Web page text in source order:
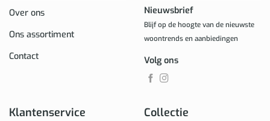
Over ons
Ons assortiment
Contact
Klantenservice Collectie
Nieuwsbrief
Blijf op de hoogte van de nieuwste
woontrends en aanbiedingen
Volg ons